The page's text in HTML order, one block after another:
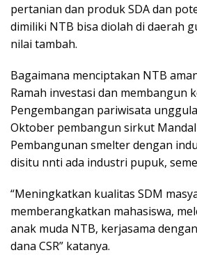
pertanian dan produk SDA dan
dimiliki NTB bisa diolah di daerah
nilai tambah.
Bagaimana menciptakan NTB
Ramah investasi dan membangun
Pengembangan pariwisata
Oktober pembangun sirkut
Pembangunan smelter dengan
disitu nnti ada industri pupuk,
“Meningkatkan kualitas SDM
memberangkatkan mahasiswa,
anak muda NTB, kerjasama
dana CSR” katanya.